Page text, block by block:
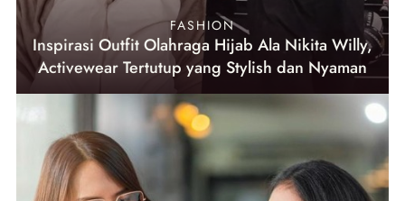
FASHION
Inspirasi Outfit Olahraga Hijab Ala Nikita Willy,
Activewear Tertutup yang Stylish dan Nyaman